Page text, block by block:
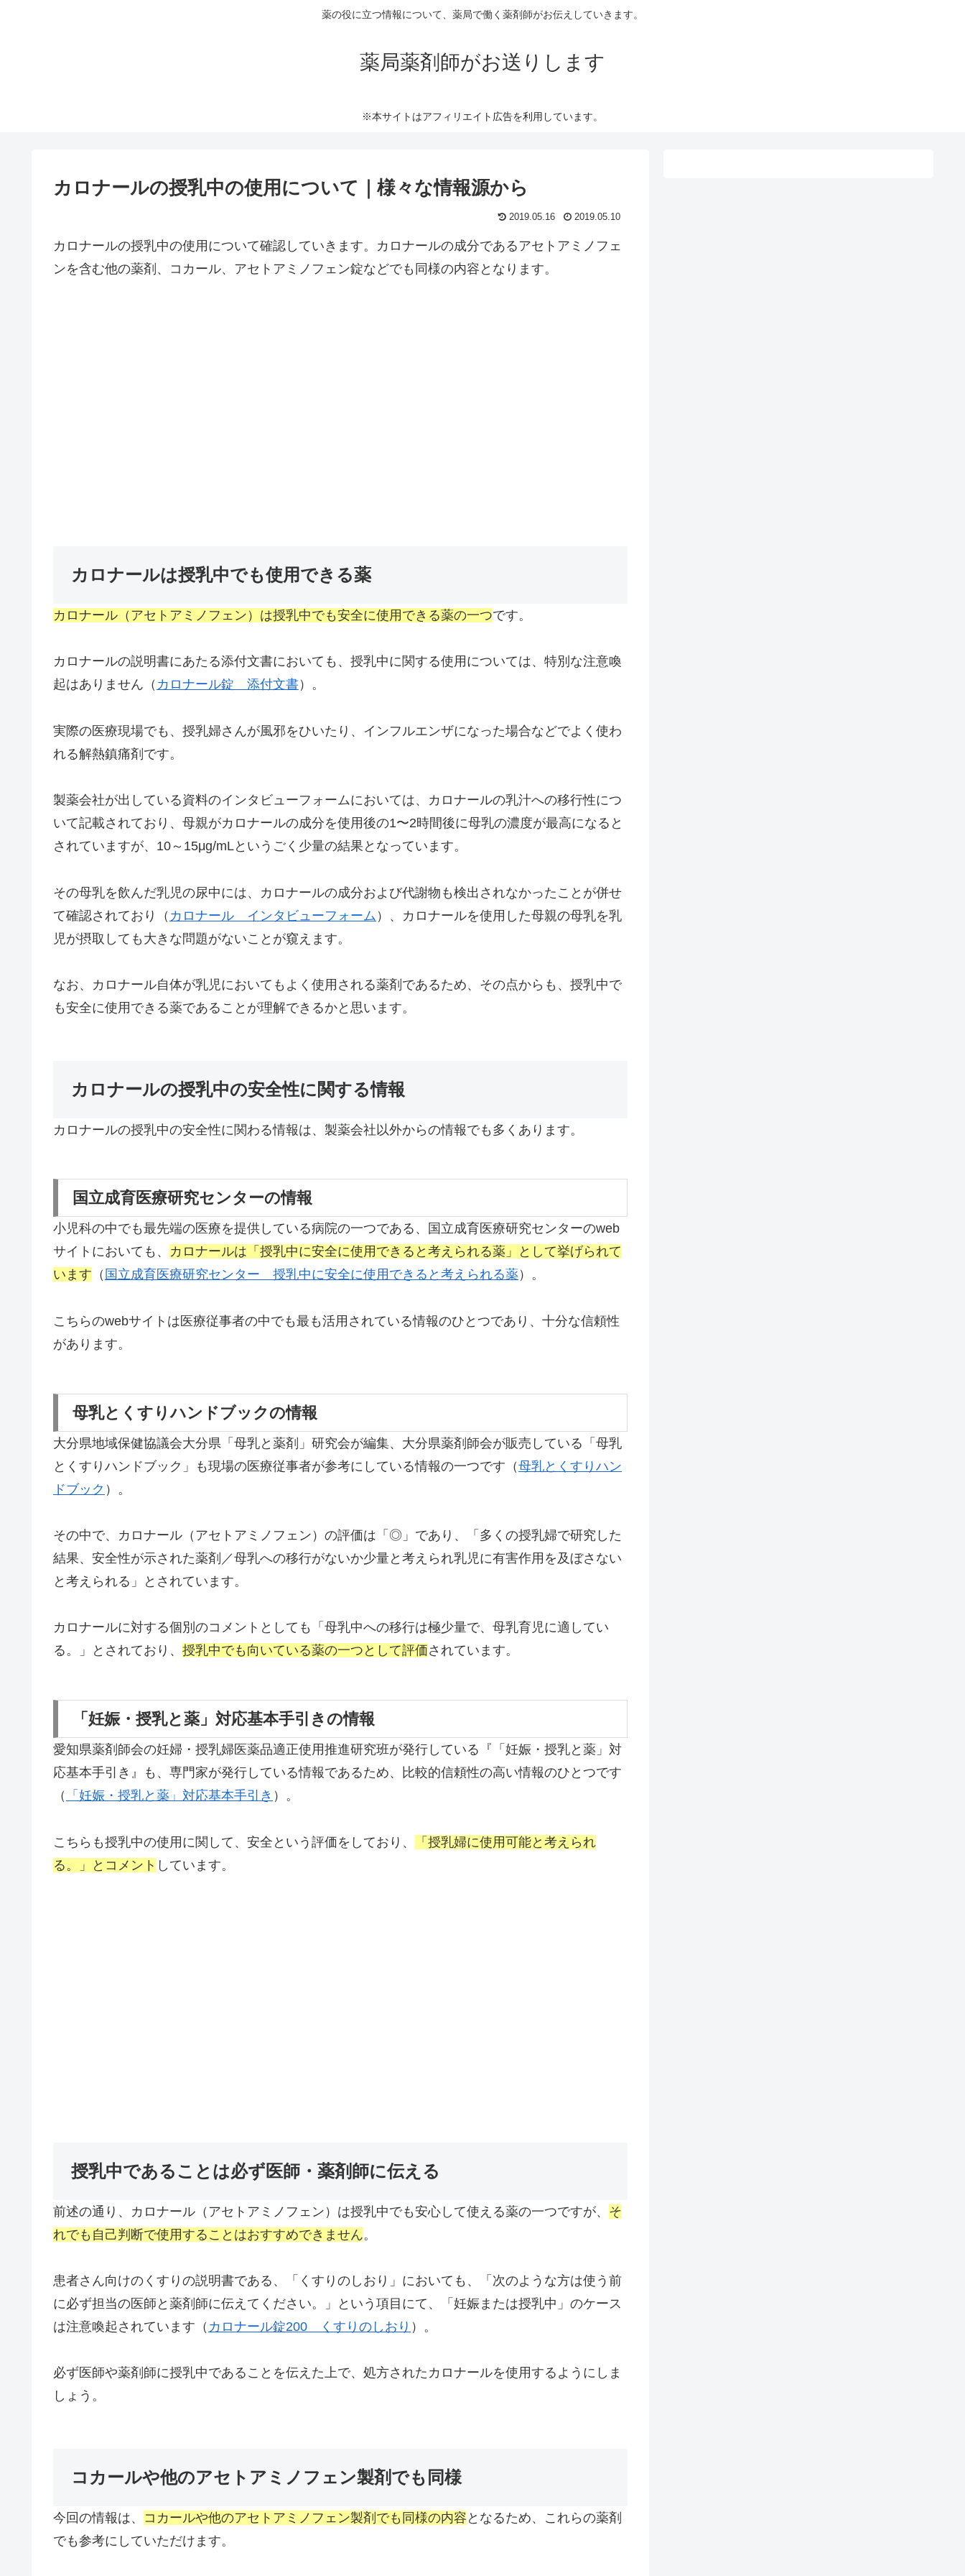
薬の役に立つ情報について、薬局で働く薬剤師がお伝えしていきます。
薬局薬剤師がお送りします
※本サイトはアフィリエイト広告を利用しています。
カロナールの授乳中の使用について｜様々な情報源から
2019.05.16 2019.05.10
カロナールの授乳中の使用について確認していきます。カロナールの成分であるアセトアミノフェ
ンを含む他の薬剤、コカール、アセトアミノフェン錠などでも同様の内容となります。
カロナールは授乳中でも使用できる薬
カロナール（アセトアミノフェン）は授乳中でも安全に使用できる薬の一つです。
カロナールの説明書にあたる添付文書においても、授乳中に関する使用については、特別な注意喚
起はありません（ カロナール錠 添付文書）。
実際の医療現場でも、授乳婦さんが風邪をひいたり、インフルエンザになった場合などでよく使わ
れる解熱鎮痛剤です。
製薬会社が出している資料のインタビューフォームにおいては、カロナールの乳汁への移行性につ
いて記載されており、母親がカロナールの成分を使用後の1〜2時間後に母乳の濃度が最高になると
されていますが、10～15μg/mLというごく少量の結果となっています。
その母乳を飲んだ乳児の尿中には、カロナールの成分および代謝物も検出されなかったことが併せ
て確認されており（ カロナール インタビューフォーム ）、カロナールを使用した母親の母乳を乳
児が摂取しても大きな問題がないことが窺えます。
なお、カロナール自体が乳児においてもよく使用される薬剤であるため、その点からも、授乳中で
も安全に使用できる薬であることが理解できるかと思います。
カロナールの授乳中の安全性に関する情報
カロナールの授乳中の安全性に関わる情報は、製薬会社以外からの情報でも多くあります。
国立成育医療研究センターの情報
小児科の中でも最先端の医療を提供している病院の一つである、国立成育医療研究センターのweb
サイトにおいても、 カロナールは「授乳中に安全に使用できると考えられる薬」として挙げられて
います （ 国立成育医療研究センター 授乳中に安全に使用できると考えられる薬）。
こちらのwebサイトは医療従事者の中でも最も活用されている情報のひとつであり、十分な信頼性
があります。
母乳とくすりハンドブックの情報
大分県地域保健協議会大分県「母乳と薬剤」研究会が編集、大分県薬剤師会が販売している「母乳
とくすりハンドブック」も現場の医療従事者が参考にしている情報の一つです（母乳とくすりハン
ドブック ）。
その中で、カロナール（アセトアミノフェン）の評価は「◎」であり、「多くの授乳婦で研究した
結果、安全性が示された薬剤／母乳への移行がないか少量と考えられ乳児に有害作用を及ぼさない
と考えられる」とされています。
カロナールに対する個別のコメントとしても「母乳中への移行は極少量で、母乳育児に適してい
る。」とされており、 授乳中でも向いている薬の一つとして評価されています。
「妊娠・授乳と薬」対応基本手引きの情報
愛知県薬剤師会の妊婦・授乳婦医薬品適正使用推進研究班が発行している『「妊娠・授乳と薬」対
応基本手引き』も、専門家が発行している情報であるため、比較的信頼性の高い情報のひとつです
（
「妊娠・授乳と薬」対応基本手引き ）。
こちらも授乳中の使用に関して、 安全という評価をしており、
「授乳婦に使用可能と考えられ
る。」とコメント しています。
授乳中であることは必ず医師・薬剤師に伝える
前述の通り、カロナール（アセトアミノフェン）は授乳中でも安心して使える薬の一つですが、 そ
れでも自己判断で使用することはおすすめできません。
患者さん向けのくすりの説明書である、「くすりのしおり」においても、「次のような方は使う前
に必ず担当の医師と薬剤師に伝えてください。」という項目にて、「妊娠または授乳中」のケース
は注意喚起されています（ カロナール錠200 くすりのしおり ）。
必ず医師や薬剤師に授乳中であることを伝えた上で、処方されたカロナールを使用するようにしま
しょう。
コカールや他のアセトアミノフェン製剤でも同様
今回の情報は、 コカールや他のアセトアミノフェン製剤でも同様の内容 となるため、これらの薬剤
でも参考にしていただけます。